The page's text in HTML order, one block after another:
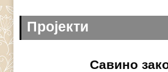
Пројекти
Савино